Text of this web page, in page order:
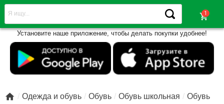
shopping_cart
Установите наше приложение, чтобы делать покупки удобнее!
 Одежда и обувь Обувь Обувь школьная
Обувь